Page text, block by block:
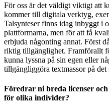
För oss är det väldigt viktigt att
kommer till digitala verktyg,
Talsynteser finns idag inbyggt i
plattformarna, men för att få
erbjuda någonting annat. Först
riktig tillgänglighet. Framförallt
kunna lyssna på sin egen eller
tillgängliggöra textmassor på det
Föredrar ni breda licenser
för olika individer?